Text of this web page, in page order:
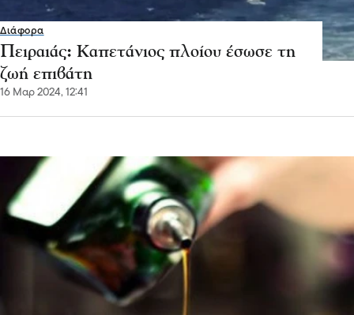
Διάφορα
Πειραιάς: Καπετάνιος πλοίου έσωσε τη
ζωή επιβάτη
16 Μαρ 2024, 12:41